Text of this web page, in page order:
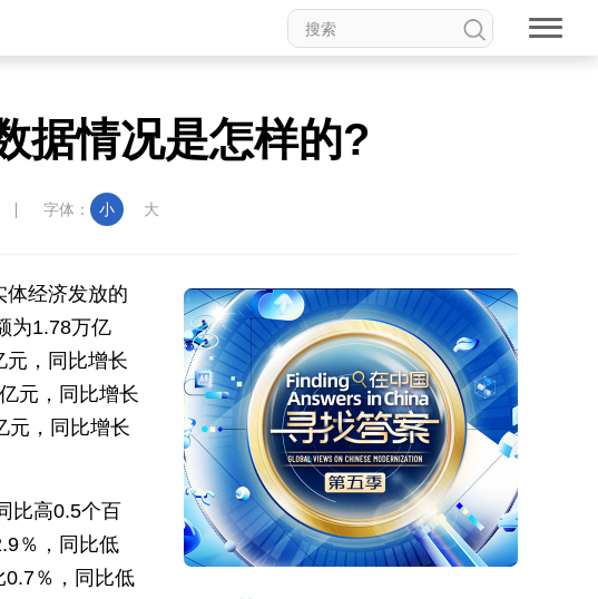
据情况是怎样的?
字体： 小 大
体经济发放的
为1.78万亿
元，同比增长
元，同比增长
元，同比增长
比高0.5个百
％，同比低
0.7％，同比低